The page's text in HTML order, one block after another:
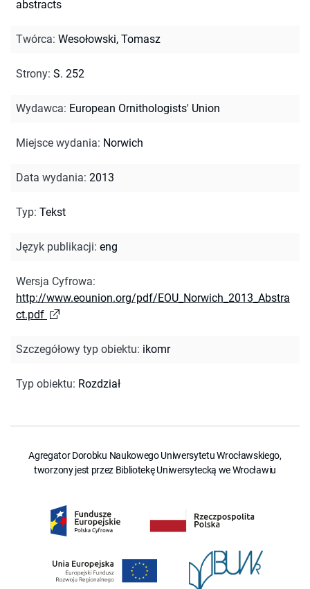
abstracts
Twórca: Wesołowski, Tomasz
Strony: S. 252
Wydawca: European Ornithologists' Union
Miejsce wydania: Norwich
Data wydania: 2013
Typ: Tekst
Język publikacji: eng
Wersja Cyfrowa:
http://www.eounion.org/pdf/EOU_Norwich_2013_Abstra
ct.pdf
Szczegółowy typ obiektu: ikomr
Typ obiektu: Rozdział
Agregator Dorobku Naukowego Uniwersytetu Wrocławskiego,
tworzony jest przez Bibliotekę Uniwersytecką we Wrocławiu